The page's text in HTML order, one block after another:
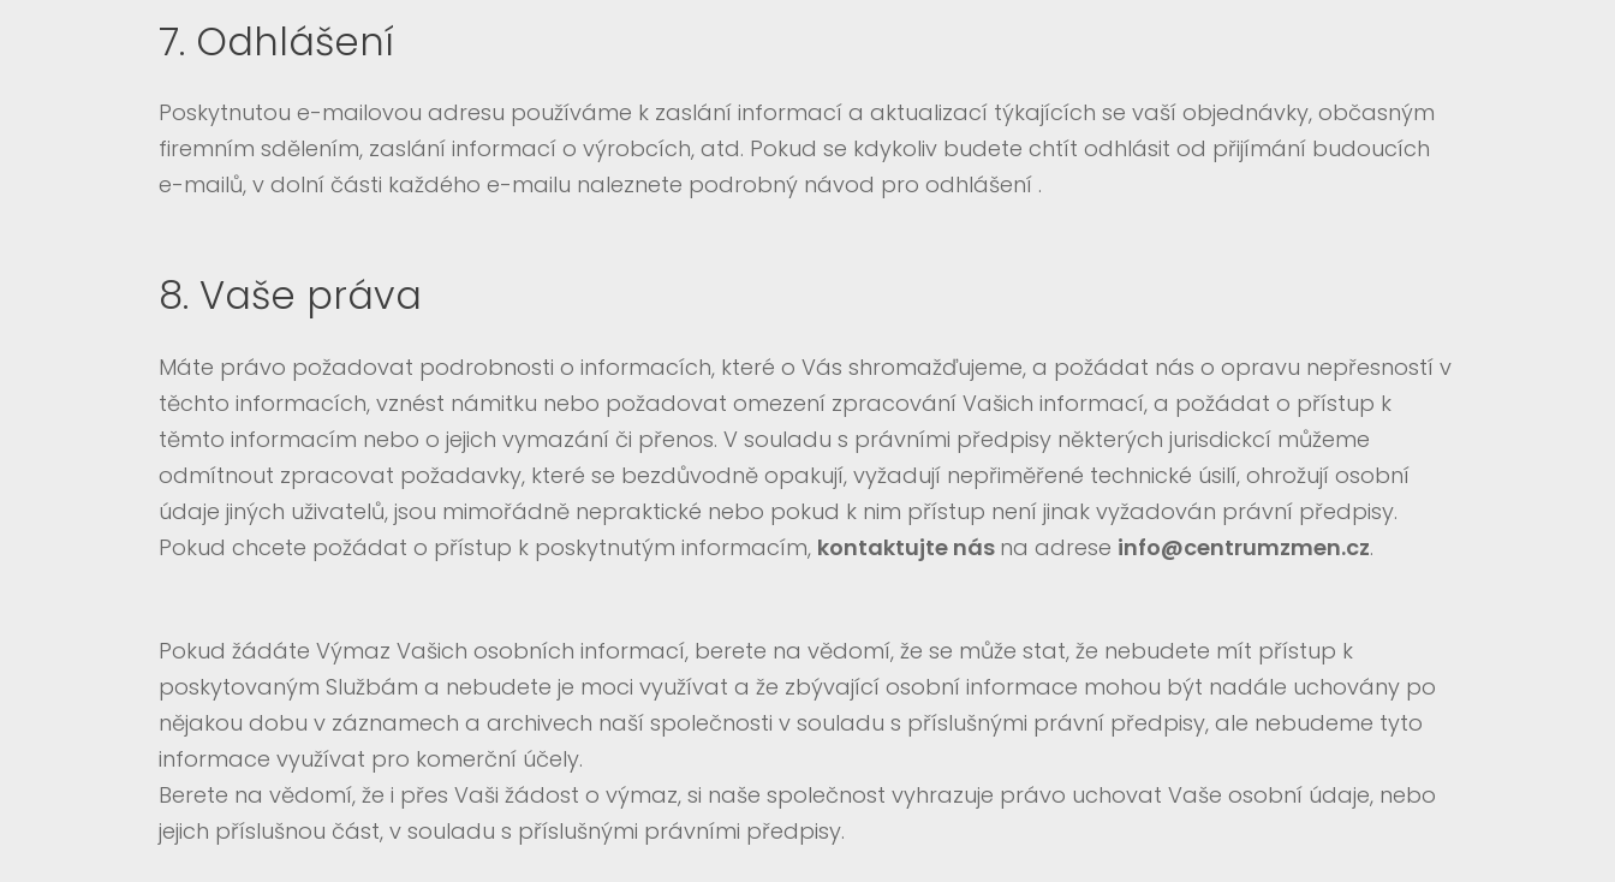
7. Odhlášení
Poskytnutou e-mailovou adresu používáme k zaslání informací a aktualizací týkajících se vaší objednávky, občasným
firemním sdělením, zaslání informací o výrobcích, atd. Pokud se kdykoliv budete chtít odhlásit od přijímání budoucích
e-mailů, v dolní části každého e-mailu naleznete podrobný návod pro odhlášení .
8. Vaše práva
Máte právo požadovat podrobnosti o informacích, které o Vás shromažďujeme, a požádat nás o opravu nepřesností v
těchto informacích, vznést námitku nebo požadovat omezení zpracování Vašich informací, a požádat o přístup k
těmto informacím nebo o jejich vymazání či přenos. V souladu s právními předpisy některých jurisdickcí můžeme
odmítnout zpracovat požadavky, které se bezdůvodně opakují, vyžadují nepřiměřené technické úsilí, ohrožují osobní
údaje jiných uživatelů, jsou mimořádně nepraktické nebo pokud k nim přístup není jinak vyžadován právní předpisy.
Pokud chcete požádat o přístup k poskytnutým informacím, kontaktujte nás na adrese info@centrumzmen.cz.
Pokud žádáte Výmaz Vašich osobních informací, berete na vědomí, že se může stat, že nebudete mít přístup k
poskytovaným Službám a nebudete je moci využívat a že zbývající osobní informace mohou být nadále uchovány po
nějakou dobu v záznamech a archivech naší společnosti v souladu s příslušnými právní předpisy, ale nebudeme tyto
informace využívat pro komerční účely.
Berete na vědomí, že i přes Vaši žádost o výmaz, si naše společnost vyhrazuje právo uchovat Vaše osobní údaje, nebo
jejich příslušnou část, v souladu s příslušnými právními předpisy.